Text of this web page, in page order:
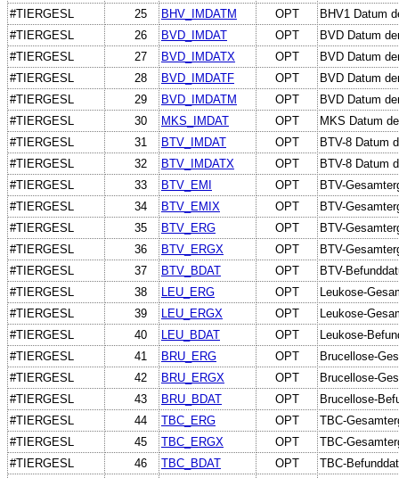
#TIERGESL
25 BHV_IMDATM OPT
BHV1 Datum
#TIERGESL
26 BVD_IMDAT OPT
BVD Datum
#TIERGESL
27 BVD_IMDATX OPT
BVD Datum
#TIERGESL
28 BVD_IMDATF OPT
BVD Datum
#TIERGESL
29 BVD_IMDATM OPT
BVD Datum
#TIERGESL
30 MKS_IMDAT OPT
MKS Datum
#TIERGESL
31 BTV_IMDAT OPT
BTV-8 Datum
#TIERGESL
32 BTV_IMDATX OPT
BTV-8 Datum
#TIERGESL
33 BTV_EMI OPT
BTV-
#TIERGESL
34 BTV_EMIX OPT
BTV-
#TIERGESL
35 BTV_ERG OPT
BTV-
#TIERGESL
36 BTV_ERGX OPT
BTV-
#TIERGESL
37 BTV_BDAT OPT
BTV-
#TIERGESL
38 LEU_ERG OPT
Leukose-
#TIERGESL
39 LEU_ERGX OPT
Leukose-
#TIERGESL
40 LEU_BDAT OPT
Leukose-
#TIERGESL
41 BRU_ERG OPT
Brucellose-
#TIERGESL
42 BRU_ERGX OPT
Brucellose-
#TIERGESL
43 BRU_BDAT OPT
Brucellose-
#TIERGESL
44 TBC_ERG OPT
TBC-
#TIERGESL
45 TBC_ERGX OPT
TBC-
#TIERGESL
46 TBC_BDAT OPT
TBC-